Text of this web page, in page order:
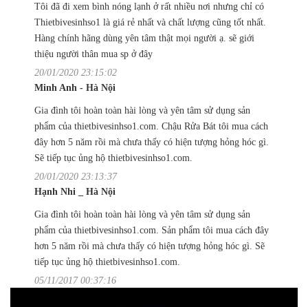
Tôi đã đi xem bình nóng lạnh ở rất nhiều nơi nhưng chỉ có
Thietbivesinhso1 là giá rẻ nhất và chất lượng cũng tốt nhất.
Hàng chính hãng dùng yên tâm thật mọi người ạ. sẽ giới
thiệu người thân mua sp ở đây
20/01/2020 23:15:02
Minh Anh - Hà Nội
Gia đình tôi hoàn toàn hài lòng và yên tâm sử dụng sản
phẩm của thietbivesinhso1.com. Chậu Rửa Bát tôi mua cách
đây hơn 5 năm rồi mà chưa thấy có hiện tượng hỏng hóc gì.
Sẽ tiếp tục ủng hộ thietbivesinhso1.com.
20/01/2020 23:13:37
Hạnh Nhi _ Hà Nội
Gia đình tôi hoàn toàn hài lòng và yên tâm sử dụng sản
phẩm của thietbivesinhso1.com. Sản phẩm tôi mua cách đây
hơn 5 năm rồi mà chưa thấy có hiện tượng hỏng hóc gì. Sẽ
tiếp tục ủng hộ thietbivesinhso1.com.
05/11/2017 00:37:16